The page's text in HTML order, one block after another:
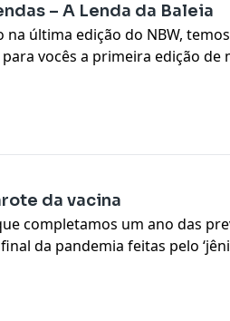
– A Lenda da Baleia
na última edição do NBW,
vocês a primeira edição de
Fomenta NBW. Hoje
Uma cidade dona de muitas
real e o fantástico. O que
da vacina
completamos um ano das
da pandemia feitas pelo
vacinação e outros meros
dos convidados: Isabella: Série
Volta Bruno: Série